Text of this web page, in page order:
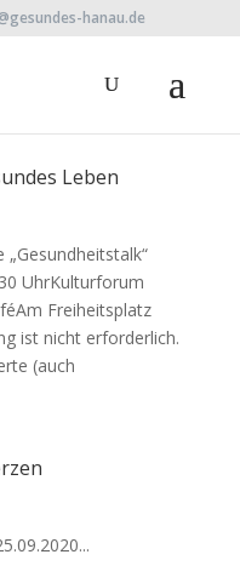
hanau.de
Leben
UhrKulturforum
Freiheitsplatz
ist nicht erforderlich.
(auch